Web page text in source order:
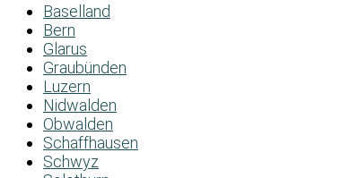
Baselland
Bern
Glarus
Graubünden
Luzern
Nidwalden
Obwalden
Schaffhausen
Schwyz